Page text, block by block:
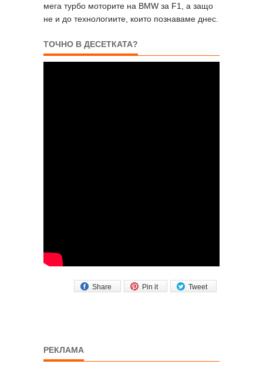
мега турбо моторите на BMW за F1, a защо
не и до технологиите, които познаваме днес.
ТОЧНО В ДЕСЕТКАТА?
Tweet
Pin it
Share
РЕКЛАМА